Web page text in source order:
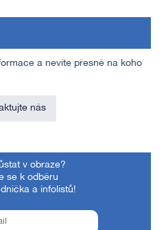
a nevíte přesně na koho
nás
v obraze?
se k odběru
a infolistů!